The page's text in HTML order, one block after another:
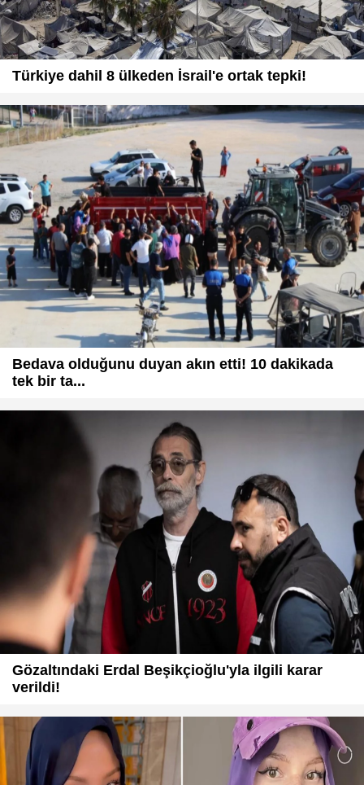
Türkiye dahil 8 ülkeden İsrail'e ortak tepki!
Bedava olduğunu duyan akın etti! 10 dakikada
tek bir ta...
Gözaltındaki Erdal Beşikçioğlu'yla ilgili karar
verildi!